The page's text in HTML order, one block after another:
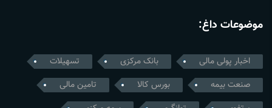
موضوعات داغ:
اخبار پولی مالی بانک مرکزی
تسهیلات
صنعت بیمه
بورس کالا
تامین مالی